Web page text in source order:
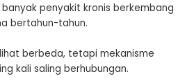
penyakit kronis berkembang
bertahun-tahun.
berbeda, tetapi mekanisme
kali saling berhubungan.